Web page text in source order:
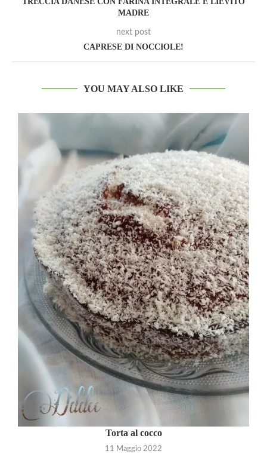
MADRE
next post
CAPRESE DI NOCCIOLE!
YOU MAY ALSO LIKE
Torta al cocco
11 Maggio 2022